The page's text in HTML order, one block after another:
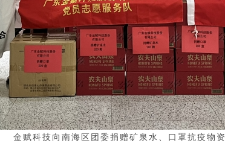
金赋科技向南海区团委捐赠矿泉水、口罩抗疫物资